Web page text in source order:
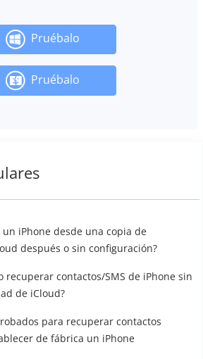
Pruébalo
Pruébalo
un iPhone desde una copia de
después o sin configuración?
recuperar contactos/SMS de iPhone sin
de iCloud?
para recuperar contactos
de fábrica un iPhone